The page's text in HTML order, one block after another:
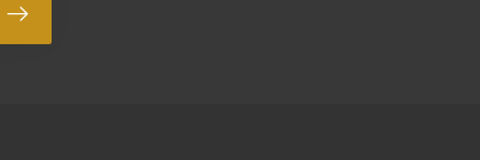
Abonneer